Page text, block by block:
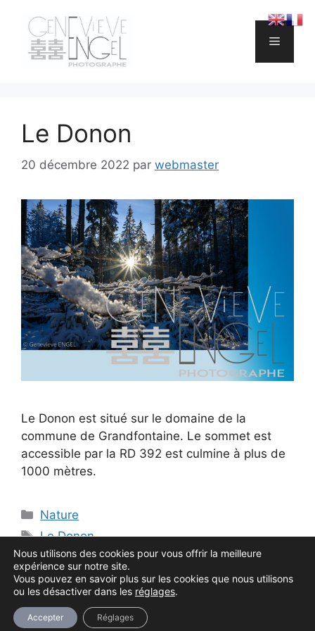
contenu
Menu
Le Donon
20 décembre 2022 par webmaster
Le Donon est situé sur le domaine de la
commune de Grandfontaine. Le sommet est
accessible par la RD 392 est culmine à plus de
1000 mètres.
Catégories
Nature
Étiquettes
Le Donon
GeneratePress
Nous utilisons des cookies pour vous offrir la meilleure
expérience sur notre site.
Vous pouvez en savoir plus sur les cookies que nous utilisons
ou les désactiver dans les réglages.
Accepter Réglages